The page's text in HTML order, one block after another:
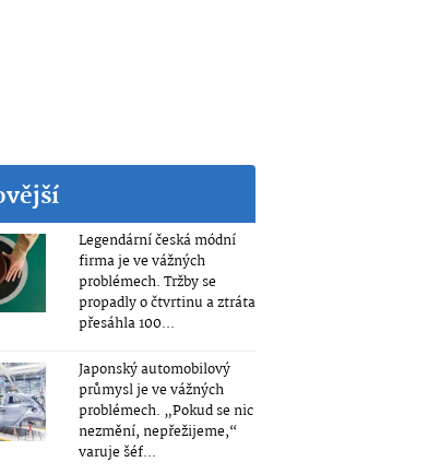
Legendární česká módní
firma je ve vážných
problémech. Tržby se
propadly o čtvrtinu a ztráta
přesáhla 100...
Japonský automobilový
průmysl je ve vážných
problémech. „Pokud se nic
nezmění, nepřežijeme,“
varuje šéf...